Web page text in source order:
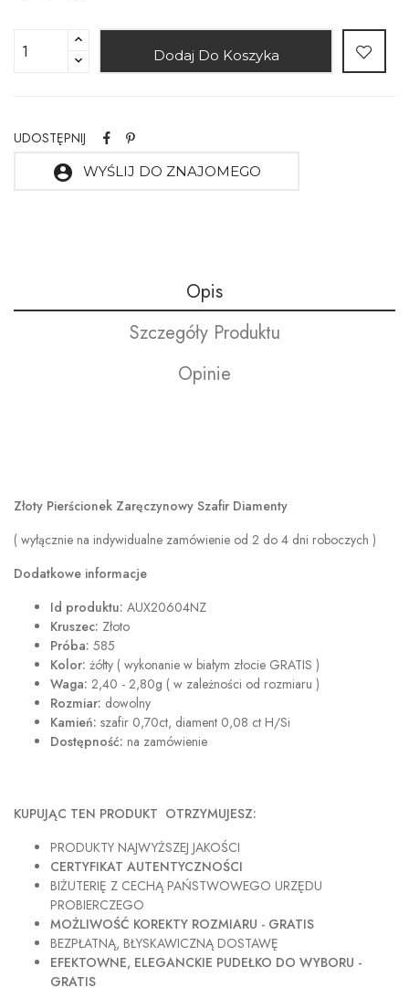
Dodaj Do Koszyka
UDOSTĘPNIJ
account_circle WYŚLIJ DO ZNAJOMEGO
Opis
Szczegóły Produktu
Opinie
Złoty Pierścionek Zaręczynowy Szafir Diamenty
( wyłącznie na indywidualne zamówienie od 2 do 4 dni roboczych )
Dodatkowe informacje
Id produktu: AUX20604NZ
Kruszec: Złoto
Próba: 585
Kolor: żółty ( wykonanie w białym złocie GRATIS )
Waga: 2,40 - 2,80g ( w zależności od rozmiaru )
Rozmiar: dowolny
Kamień: szafir 0,70ct, diament 0,08 ct H/Si
Dostępność: na zamówienie
KUPUJĄC TEN PRODUKT OTRZYMUJESZ:
PRODUKTY NAJWYŻSZEJ JAKOŚCI
CERTYFIKAT AUTENTYCZNOŚCI
BIŻUTERIĘ Z CECHĄ PAŃSTWOWEGO URZĘDU
PROBIERCZEGO
MOŻLIWOŚĆ KOREKTY ROZMIARU - GRATIS
BEZPŁATNĄ, BŁYSKAWICZNĄ DOSTAWĘ
EFEKTOWNE, ELEGANCKIE PUDEŁKO DO WYBORU -
GRATIS